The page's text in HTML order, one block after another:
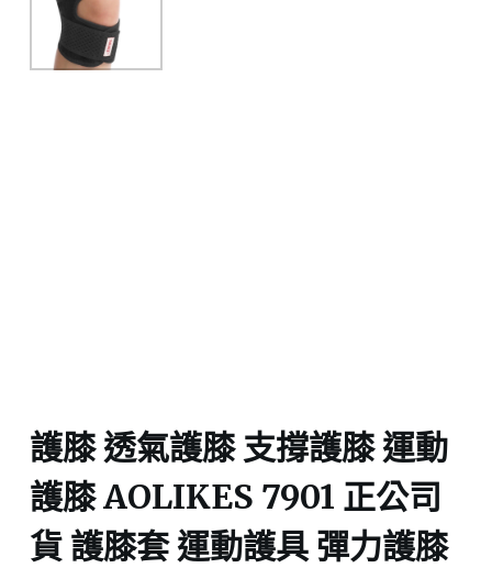
護膝 透氣護膝 支撐護膝 運動
護膝 AOLIKES 7901 正公司
貨 護膝套 運動護具 彈力護膝